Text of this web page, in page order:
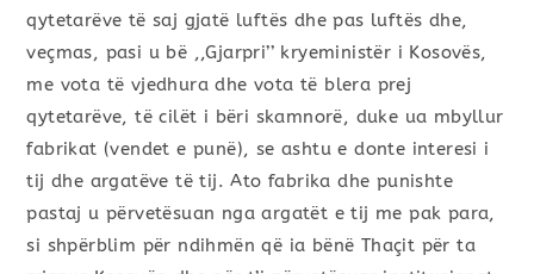
qytetarëve të saj gjatë luftës dhe pas luftës dhe,
veçmas, pasi u bë ,,Gjarpri’’ kryeministër i Kosovës,
me vota të vjedhura dhe vota të blera prej
qytetarëve, të cilët i bëri skamnorë, duke ua mbyllur
fabrikat (vendet e punë), se ashtu e donte interesi i
tij dhe argatëve të tij. Ato fabrika dhe punishte
pastaj u përvetësuan nga argatët e tij me pak para,
si shpërblim për ndihmën që ia bënë Thaçit për ta